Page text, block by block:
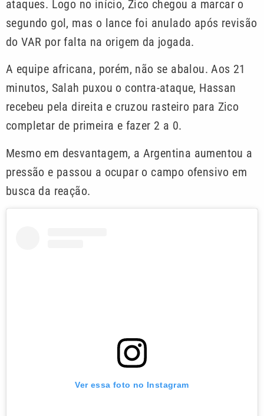
ataques. Logo no início, Zico chegou a marcar o
segundo gol, mas o lance foi anulado após revisão
do VAR por falta na origem da jogada.
A equipe africana, porém, não se abalou. Aos 21
minutos, Salah puxou o contra-ataque, Hassan
recebeu pela direita e cruzou rasteiro para Zico
completar de primeira e fazer 2 a 0.
Mesmo em desvantagem, a Argentina aumentou a
pressão e passou a ocupar o campo ofensivo em
busca da reação.
Ver essa foto no Instagram